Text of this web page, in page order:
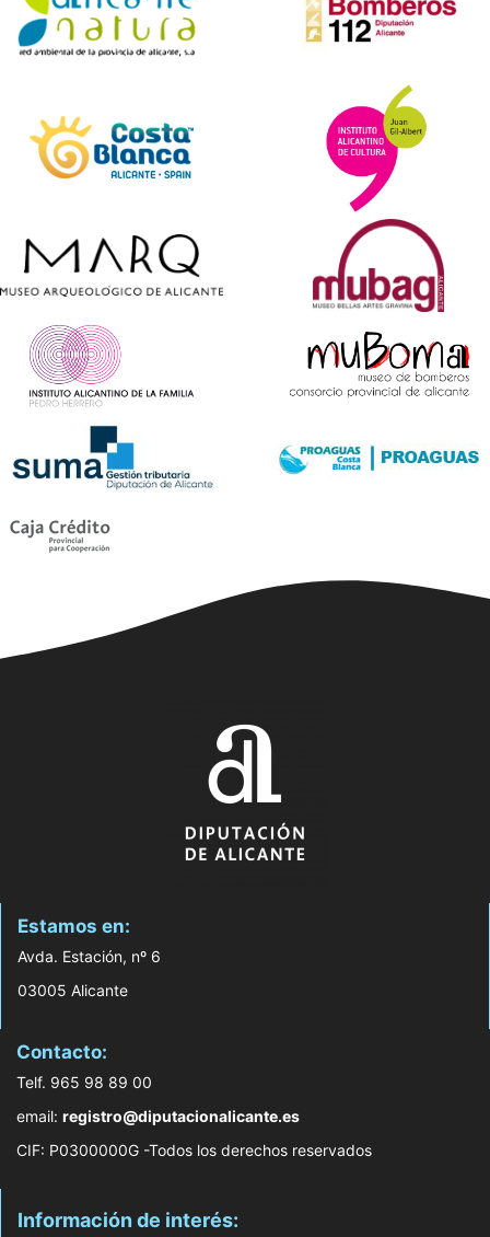
Estamos en:
Avda. Estación, nº 6
03005 Alicante
Contacto:
Telf. 965 98 89 00
email: registro@diputacionalicante.es
CIF: P0300000G -Todos los derechos reservados
Información de interés: